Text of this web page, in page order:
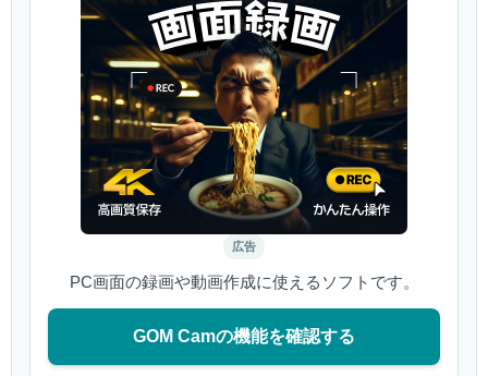
広告
PC画面の録画や動画作成に使えるソフトです。
GOM Camの機能を確認する